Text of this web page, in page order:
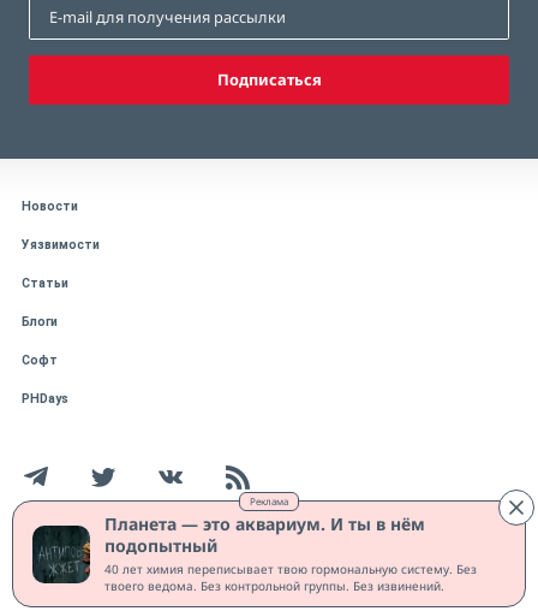
Реклама
Планета — это аквариум. И ты в нём
подопытный
40 лет химия переписывает твою гормональную систему. Без
твоего ведома. Без контрольной группы. Без извинений.
Подписаться
Новости
Уязвимости
Статьи
Блоги
Софт
PHDays
Работает на CMS "1С-Битрикс: Управление сайтом"
Защищено CURATOR